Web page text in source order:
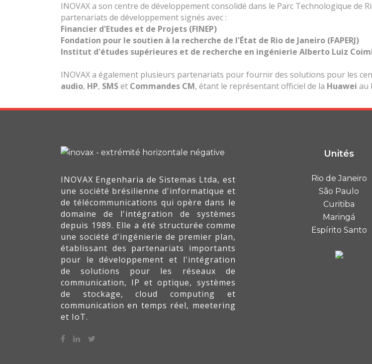
INOVAX a son centre de développement consolidé dans le Parc Technologique de
partenariats de développement signés avec :
Financier d'Etudes et de Projets (FINEP)
Fondation pour le soutien à la recherche de l'État de Rio de Janeiro (FAPERJ)
Institut d'études supérieures et de recherche en ingénierie Alberto Luiz
INOVAX a également plusieurs partenariats pour fournir des solutions pour les
audio, HP, SMSet Commandes CM, étant le représentant officiel de la Huawei au
INOVAX Engenharia de Sistemas Ltda, est
une société brésilienne d'informatique et
de télécommunications qui opère dans le
domaine de l'intégration de systèmes
depuis 1989. Elle a été structurée comme
une société d'ingénierie de premier plan,
établissant des partenariats importants
pour le développement et l'intégration
de solutions pour les réseaux de
communication, IP et optique, systèmes
de stockage, cloud computing et
communication en temps réel, meetering
et IoT.
Unités
Rio de Janeiro
São Paulo
Curitiba
Maringá
Espírito Santo